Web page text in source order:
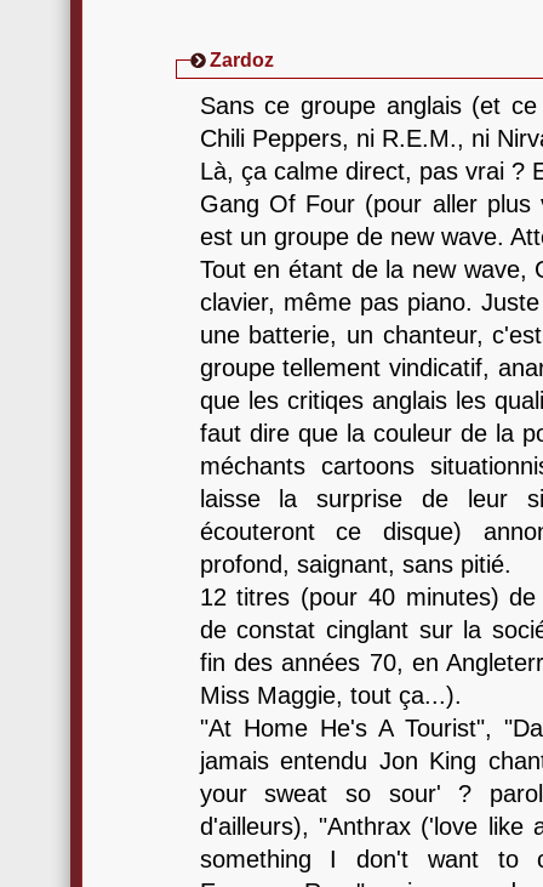
Zardoz
Sans ce groupe anglais (et
Chili Peppers, ni R.E.M., ni
Là, ça calme direct, pas vrai ?
Gang Of Four (pour aller
est un groupe de new wave.
Tout en étant de la new wave,
clavier, même pas piano.
une batterie, un chanteur,
groupe tellement vindicatif,
que les critiqes anglais les
faut dire que la couleur de la
méchants cartoons
laisse la surprise de leur
écouteront ce disque)
profond, saignant, sans pitié.
12 titres (pour 40 minutes)
de constat cinglant sur la
fin des années 70, en
Miss Maggie, tout ça...).
"At Home He's A Tourist",
jamais entendu Jon King
your sweat so sour' ?
d'ailleurs), "Anthrax ('love like
something I don't want to